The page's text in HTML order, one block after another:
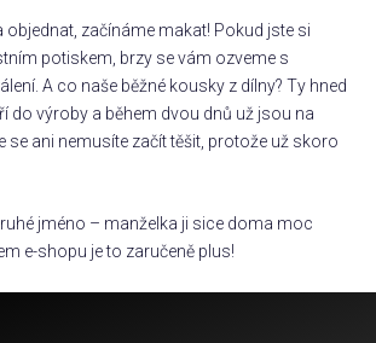
objednat, začínáme makat! Pokud jste si
potiskem, brzy se vám ozveme s
A co naše běžné kousky z dílny? Ty hned
do výroby a během dvou dnů už jsou na
se ani nemusíte začít těšit, protože už skoro
jméno – manželka ji sice doma moc
e-shopu je to zaručeně plus!